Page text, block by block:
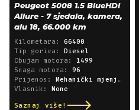
Peugeot 5008 1.5 BlueHDI
Allure - 7 sjedala, kamera,
alu 18, 66.000 km
Kilometara: 66400
Tip goriva: Diesel
Obujam motora: 1499
Snaga motora: 96
Prijenos: Mehanički mjenjač
Vlasnik: None
Saznaj više!